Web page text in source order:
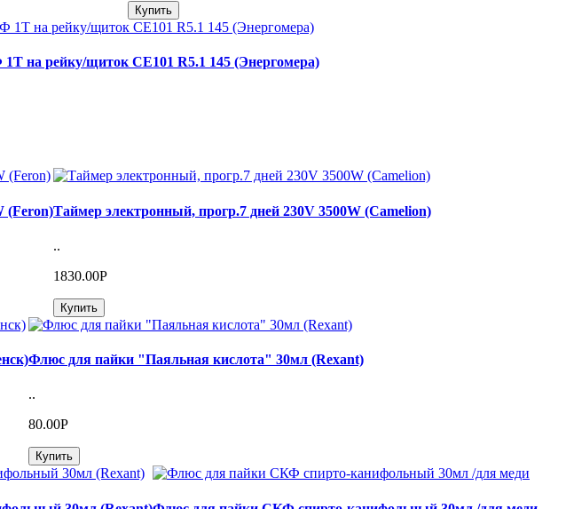
Купить
на рейку/щиток CE101 R5.1 145 (Энергомера)
(Feron)Таймер электронный, прогр.7 дней 230V 3500W (Camelion)
..
1830.00Р
Купить
Флюс для пайки "Паяльная кислота" 30мл (Rexant)
..
80.00Р
Купить